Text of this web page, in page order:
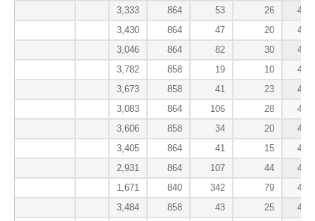
3,333 864 53 26
424
3,430
864 47 20
423
3,046
864 82 30
423
3,782
858 19 10
422
3,673
858 41 23
421
3,083
864 106 28
421
3,606
858 34 20
421
3,405
864 41 15
420
2,931
864 107 44
417
1,671
840 342 79
416
3,484
858 43 25
416